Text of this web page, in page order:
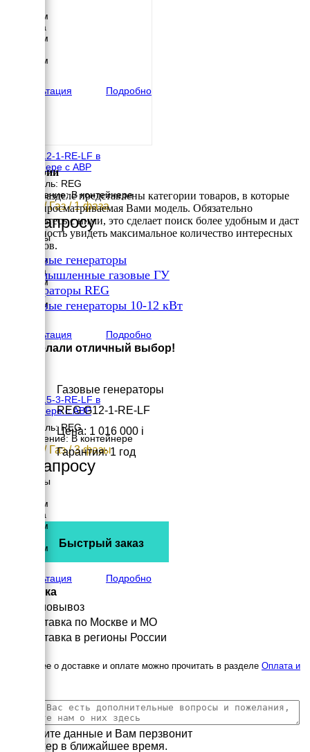
2500 мм
Ширина
1200 мм
1500 мм
Консультация
Подробно
REG G12-1-RE-LF в
контейнере с АВР
Двигатель: REG
Исполнение: В контейнере
11 кВт / Газ / 1 фаза
По запросу
Размеры
2500 мм
Ширина
1200 мм
1500 мм
Консультация
Подробно
REG G15-3-RE-LF в
контейнере с АВР
Двигатель: REG
Исполнение: В контейнере
11 кВт / Газ / 3 фазы
По запросу
Размеры
2500 мм
Ширина
1200 мм
1500 мм
Консультация
Подробно
Категории
В этом разделе представлены категории товаров, в которые
входит просматриваемая Вами модель. Обязательно
ознакомьтесь с ними, это сделает поиск более удобным и даст
возможность увидеть максимальное количество интересных
вариантов.
Газовые генераторы
Промышленные газовые ГУ
Генераторы REG
Газовые генераторы 10-12 кВт
Вы сделали отличный выбор!
Газовые генераторы
REG G12-1-RE-LF
Цена: 1 016 000 i
Гарантия: 1 год
Быстрый заказ
Доставка
Самовывоз
Доставка по Москве и МО
Доставка в регионы России
Подробнее о доставке и оплате можно прочитать в разделе Оплата и
Заполните данные и Вам перзвонит
менеджер в ближайшее время.